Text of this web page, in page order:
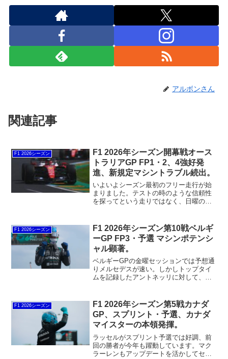
アルボンさん
関連記事
F1 2026シーズン
F1 2026年シーズン開幕戦オース
トラリアGP FP1・2、4強好発
進、新規定マシントラブル続出。
いよいよシーズン最初のフリー走行が始
まりました。テストの時のような信頼性
を探ってという走りではなく、日曜の決
トというこれまで以上に重要な要素を、
このフリー走行でどのように突き詰めて
いくのか？という点に私は焦点を当てて
います。
F1 2026シーズン
F1 2026年シーズン第10戦ベルギ
ーGP FP3・予選 マシンポテンシ
ャル顕著。
ベルギーGPの金曜セッションでは予想通
りメルセデスが速い。しかしトップタイ
ムを記録したアントネッリに対して、ラ
身の問題なのか？今回もトップ4の戦闘力
は高い、しかしアルピーヌ・RBといった
中団勢も食い込んできている。
F1 2026シーズン
F1 2026年シーズン第5戦カナダ
GP、スプリント・予選、カナダ
マイスターの本領発揮。
ラッセルがスプリント予選では好調、前
回の勝者が今年も躍動しています。マク
ラーレンもアップデートを活かしてセカ